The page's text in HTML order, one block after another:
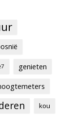
genieten
kou